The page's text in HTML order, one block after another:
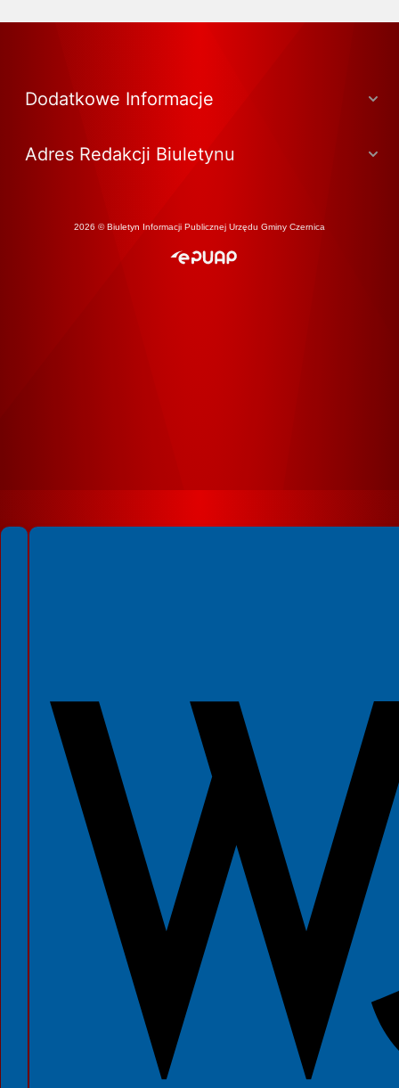
Dodatkowe Informacje
Adres Redakcji Biuletynu
2026 © Biuletyn Informacji Publicznej Urzędu Gminy Czernica
Spełniamy standardy WCAG 2.2
Spełniamy standardy W3C